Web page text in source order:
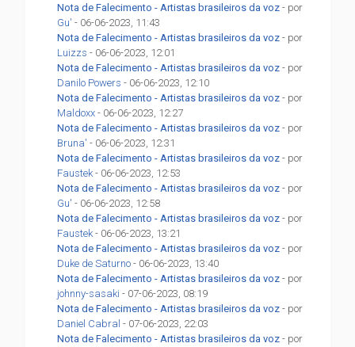
Nota de Falecimento - Artistas brasileiros da voz - por
Gu' - 06-06-2023, 11:43
Nota de Falecimento - Artistas brasileiros da voz - por
Luizzs - 06-06-2023, 12:01
Nota de Falecimento - Artistas brasileiros da voz - por
Danilo Powers - 06-06-2023, 12:10
Nota de Falecimento - Artistas brasileiros da voz - por
Maldoxx - 06-06-2023, 12:27
Nota de Falecimento - Artistas brasileiros da voz - por
Bruna' - 06-06-2023, 12:31
Nota de Falecimento - Artistas brasileiros da voz - por
Faustek- 06-06-2023, 12:53
Nota de Falecimento - Artistas brasileiros da voz - por
Gu' - 06-06-2023, 12:58
Nota de Falecimento - Artistas brasileiros da voz - por
Faustek- 06-06-2023, 13:21
Nota de Falecimento - Artistas brasileiros da voz - por
Duke de Saturno - 06-06-2023, 13:40
Nota de Falecimento - Artistas brasileiros da voz - por
johnny-sasaki - 07-06-2023, 08:19
Nota de Falecimento - Artistas brasileiros da voz - por
Daniel Cabral - 07-06-2023, 22:03
Nota de Falecimento - Artistas brasileiros da voz - por